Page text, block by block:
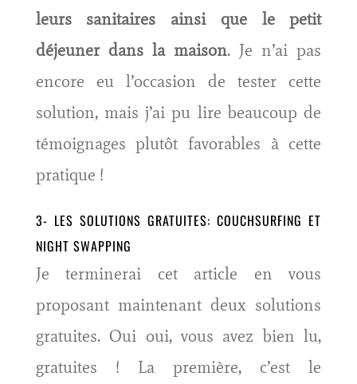
leurs sanitaires ainsi que le petit
déjeuner dans la maison. Je n’ai pas
encore eu l’occasion de tester cette
solution, mais j’ai pu lire beaucoup de
témoignages plutôt favorables à cette
pratique !
3- LES SOLUTIONS GRATUITES:COUCHSURFING ET
NIGHT SWAPPING
Je terminerai cet article en vous
proposant maintenant deux solutions
gratuites. Oui oui, vous avez bien lu,
gratuites ! La première, c’est le